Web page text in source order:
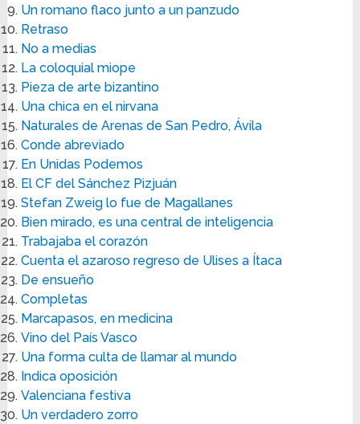
Un romano flaco junto a un panzudo
Retraso
No a medias
La coloquial miope
Pieza de arte bizantino
Una chica en el nirvana
Naturales de Arenas de San Pedro, Ávila
Conde abreviado
En Unidas Podemos
El CF del Sánchez Pizjuán
Stefan Zweig lo fue de Magallanes
Bien mirado, es una central de inteligencia
Trabajaba el corazón
Cuenta el azaroso regreso de Ulises a Ítaca
De ensueño
Completas
Marcapasos, en medicina
Vino del País Vasco
Una forma culta de llamar al mundo
Indica oposición
Valenciana festiva
Un verdadero zorro